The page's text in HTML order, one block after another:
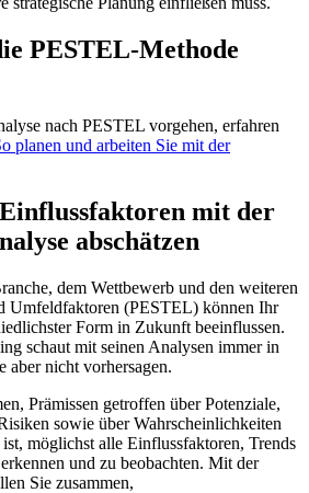
PESTEL-Methode
nach PESTEL vorgehen, erfahren
planen und arbeiten Sie mit der
mit der
abschätzen
dem Wettbewerb und den weiteren
Umfeldfaktoren (PESTEL) können Ihr
Form in Zukunft beeinflussen.
schaut mit seinen Analysen immer in
aber nicht vorhersagen.
Prämissen getroffen über Potenziale,
sowie über Wahrscheinlichkeiten
möglichst alle Einflussfaktoren, Trends
und zu beobachten. Mit der
Sie zusammen,